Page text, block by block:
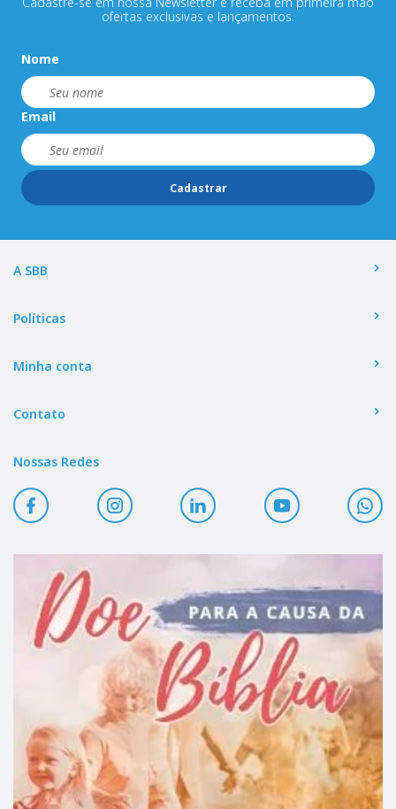
ofertas exclusivas e lançamentos.
Nome
Email
Cadastrar
A SBB
Políticas
Minha conta
Contato
Nossas Redes